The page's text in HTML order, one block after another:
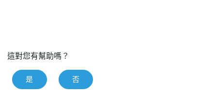
這對您有幫助嗎？
是 否